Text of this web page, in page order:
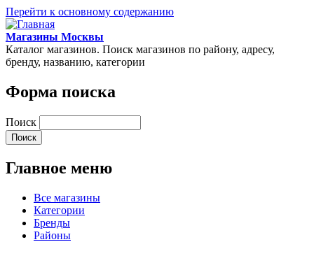
Перейти к основному содержанию
Магазины Москвы
Каталог магазинов. Поиск магазинов по району, адресу,
бренду, названию, категории
Форма поиска
Поиск
Главное меню
Все магазины
Категории
Бренды
Районы